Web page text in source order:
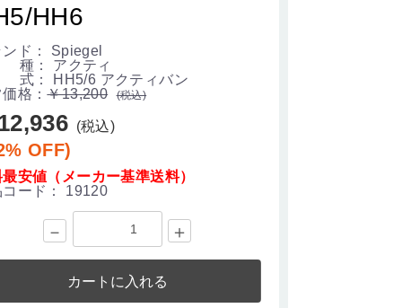
HH6
ンド： Spiegel
： アクティ
： HH5/6 アクティバン
格：￥13,200 (税込)
(税込)
OFF)
安値（メーカー基準送料）
ード： 19120
－ ＋
カートに入れる